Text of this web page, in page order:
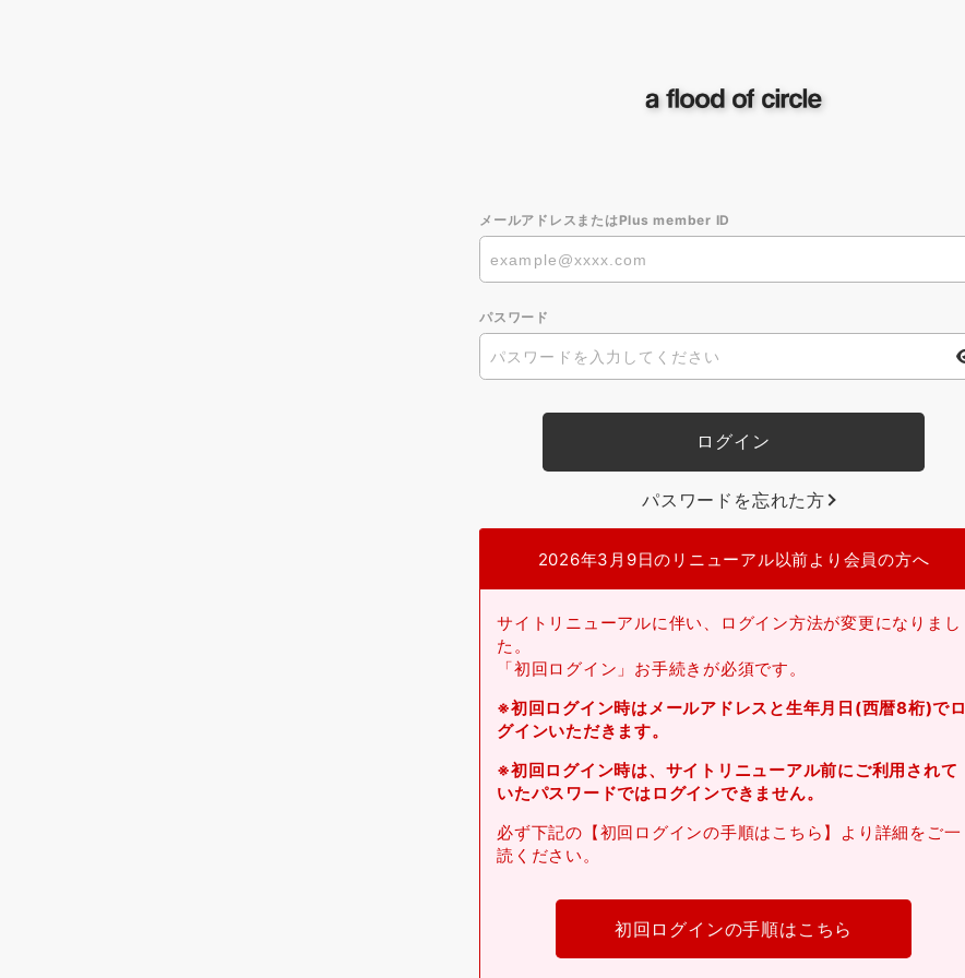
メールアドレスまたはPlus member ID
パスワード
パスワードを忘れた方
2026年3月9日のリニューアル以前より会員の方へ
サイトリニューアルに伴い、ログイン方法が変更になりまし
た。
「初回ログイン」お手続きが必須です。
※初回ログイン時はメールアドレスと生年月日(西暦8桁)でロ
グインいただきます。
※初回ログイン時は、サイトリニューアル前にご利用されて
いたパスワードではログインできません。
必ず下記の【初回ログインの手順はこちら】より詳細をご一
読ください。
初回ログインの手順はこちら